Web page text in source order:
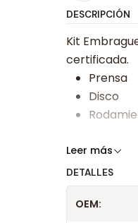
DESCRIPCIÓN
Kit
certificada.
Prensa
Disco
Somos
Leer más
DETALLES
OEM: